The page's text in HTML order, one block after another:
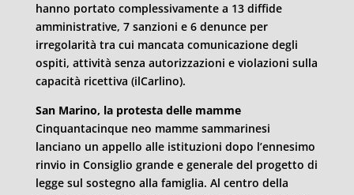
hanno portato complessivamente a 13 diffide
amministrative, 7 sanzioni e 6 denunce per
irregolarità tra cui mancata comunicazione degli
ospiti, attività senza autorizzazioni e violazioni sulla
capacità ricettiva (ilCarlino).
San Marino, la protesta delle mamme
Cinquantacinque neo mamme sammarinesi
lanciano un appello alle istituzioni dopo l’ennesimo
rinvio in Consiglio grande e generale del progetto di
legge sul sostegno alla famiglia. Al centro della